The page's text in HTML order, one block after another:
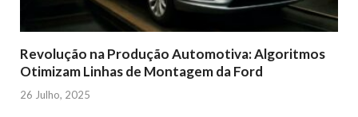
Revolução na Produção Automotiva: Algoritmos
Otimizam Linhas de Montagem da Ford
26 Julho, 2025